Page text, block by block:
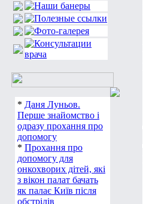
* Даня Луньов.
Перше знайомство і
одразу прохання про
допомогу
* Прохання про
допомогу для
онкохворих дітей, які
з вікон палат бачать
як палає Київ після
обстрілів